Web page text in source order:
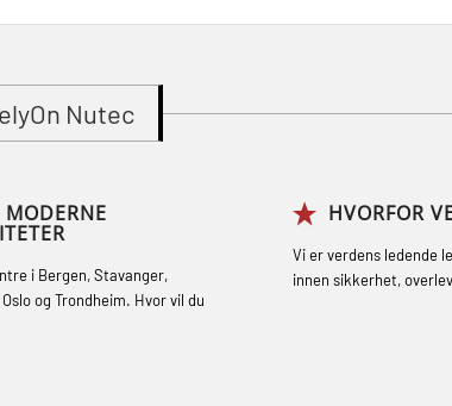
mindre
Grunnkurs
Helikopterevakuering
Nutec
MODERNE
i Bergen, Stavanger,
og Trondheim. Hvor vil du
HVORFOR
Vi er verdens ledende
innen sikkerhet,